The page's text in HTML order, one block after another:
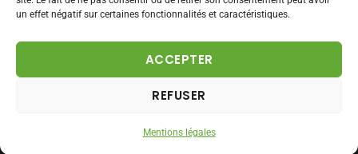
un effet négatif sur certaines fonctionnalités et caractéristiques.
ACCEPTER
REFUSER
Mentions légales
Copyright © 2026 Aube Nature - Tous droits réservés
Mentions légales